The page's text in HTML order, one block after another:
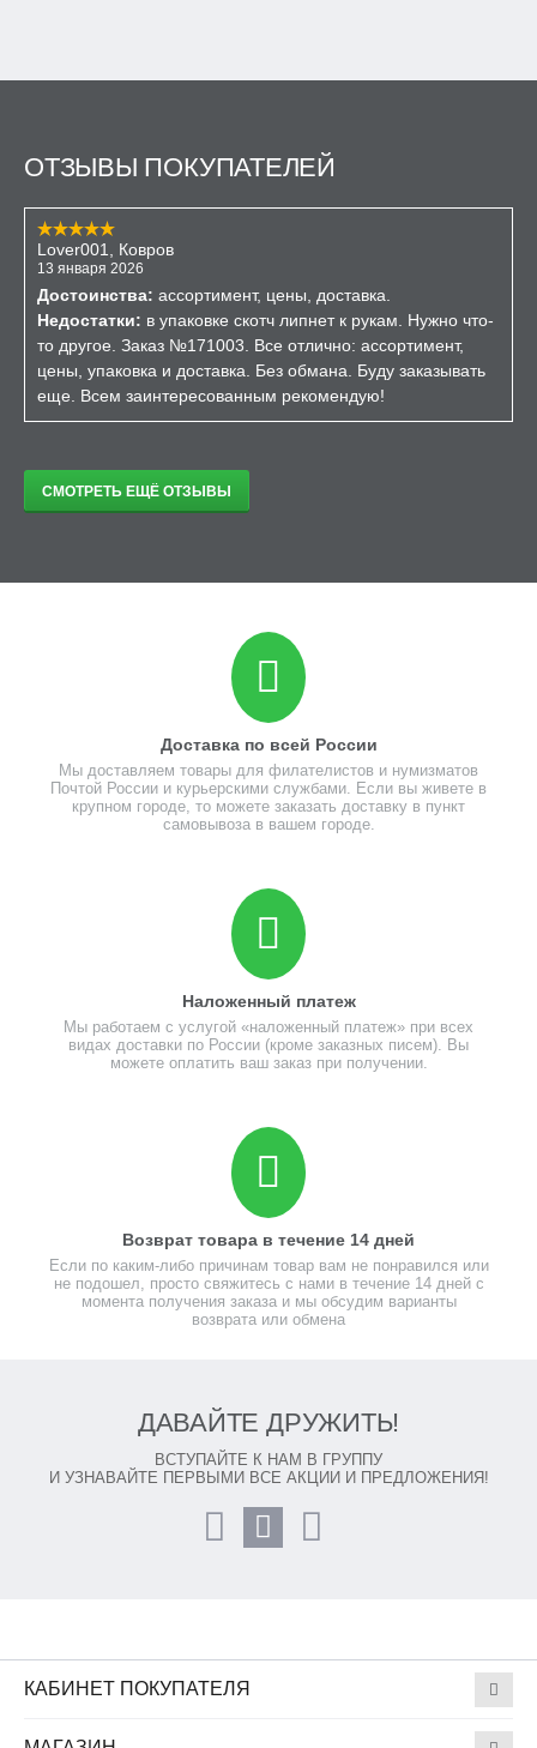
ОТЗЫВЫ ПОКУПАТЕЛЕЙ
Lover001, Ковров
13 января 2026
Достоинства: ассортимент, цены, доставка.
Недостатки: в упаковке скотч липнет к рукам. Нужно что-
то другое. Заказ №171003. Все отлично: ассортимент,
цены, упаковка и доставка. Без обмана. Буду заказывать
еще. Всем заинтересованным рекомендую!
СМОТРЕТЬ ЕЩЁ ОТЗЫВЫ
Доставка по всей России
Мы доставляем товары для филателистов и нумизматов
Почтой России и курьерскими службами. Если вы живете в
крупном городе, то можете заказать доставку в пункт
самовывоза в вашем городе.
Наложенный платеж
Мы работаем с услугой «наложенный платеж» при всех
видах доставки по России (кроме заказных писем). Вы
можете оплатить ваш заказ при получении.
Возврат товара в течение 14 дней
Если по каким-либо причинам товар вам не понравился или
не подошел, просто свяжитесь с нами в течение 14 дней с
момента получения заказа и мы обсудим варианты
возврата или обмена
ДАВАЙТЕ ДРУЖИТЬ!
ВСТУПАЙТЕ К НАМ В ГРУППУ
И УЗНАВАЙТЕ ПЕРВЫМИ ВСЕ АКЦИИ И ПРЕДЛОЖЕНИЯ!
КАБИНЕТ ПОКУПАТЕЛЯ